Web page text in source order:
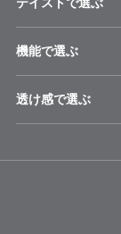
機能で選ぶ
透け感で選ぶ